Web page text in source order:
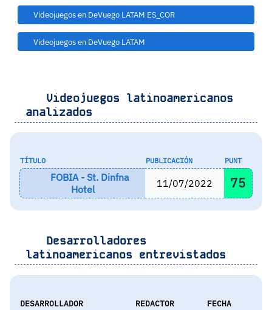
Videojuegos en DeVuego LATAM ES_COR
Videojuegos en DeVuego LATAM
Videojuegos latinoamericanos
analizados
TÍTULO PUBLICACIÓN PUNT
FOBIA - St. Dinfna
Hotel
11/07/2022 75
Desarrolladores
latinoamericanos entrevistados
DESARROLLADOR REDACTOR FECHA